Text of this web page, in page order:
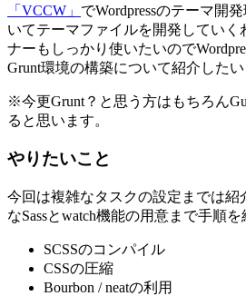
「VCCW」 でWordpressのテーマ開
いてテーマファイルを開発していく
ナーもしっかり使いたいので
Grunt環境の構築について紹介したい
※今更Grunt？と思う方はもちろん
ると思います。
やりたいこと
今回は複雑なタスクの設定までは紹
なSassとwatch機能の用意まで手順を
SCSSのコンパイル
CSSの圧縮
Bourbon / neatの利用